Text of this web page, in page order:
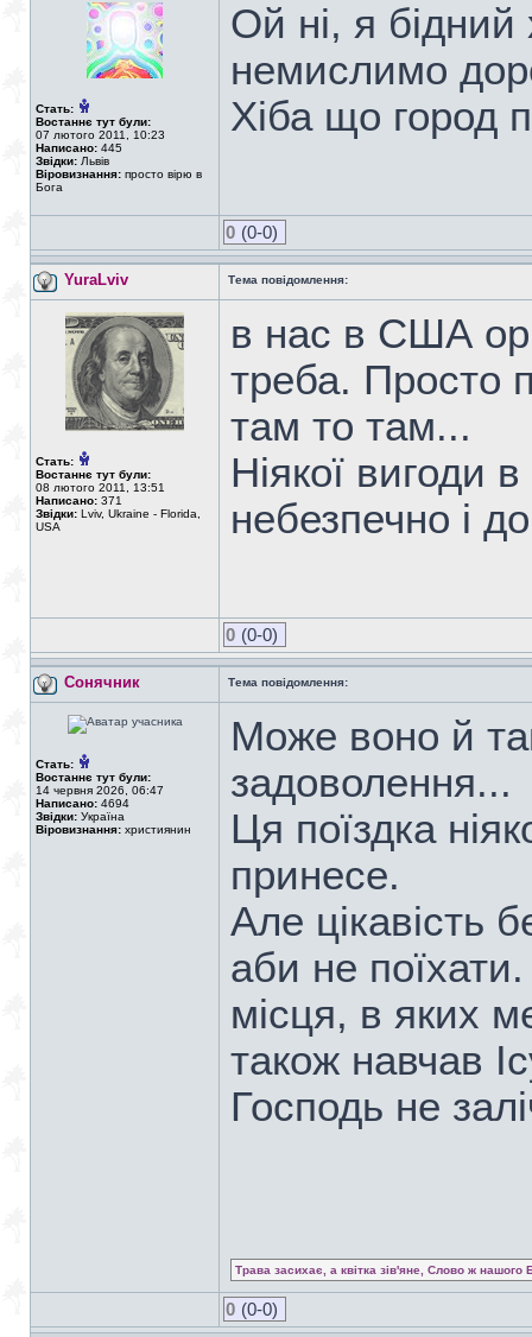
Стать:
Востаннє тут були:
07 лютого 2011, 10:23
Написано: 445
Звідки: Львів
Віровизнання: просто вірю в
Бога
Ой ні, я
немислимо
Хіба що город
0 (0-0)
YuraLviv Тема повідомлення:
Стать:
Востаннє тут були:
08 лютого 2011, 13:51
Написано: 371
Звідки: Lviv, Ukraine - Florida,
USA
в нас в США
треба. Просто
там то там...
Ніякої вигоди
небезпечно і
0 (0-0)
Сонячник Тема повідомлення:
Стать:
Востаннє тут були:
14 червня 2026, 06:47
Написано: 4694
Звідки: Україна
Віровизнання: християнин
Може воно й
задоволення...
Ця поїздка
принесе.
Але цікавість
аби не
місця, в яких
також навчав
Господь не
Трава засихає, а квітка зів'яне, Слово ж нашого
0 (0-0)